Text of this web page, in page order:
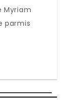
Myriam
parmis